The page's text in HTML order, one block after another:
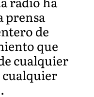
prensa
de
que
cualquier
cualquier